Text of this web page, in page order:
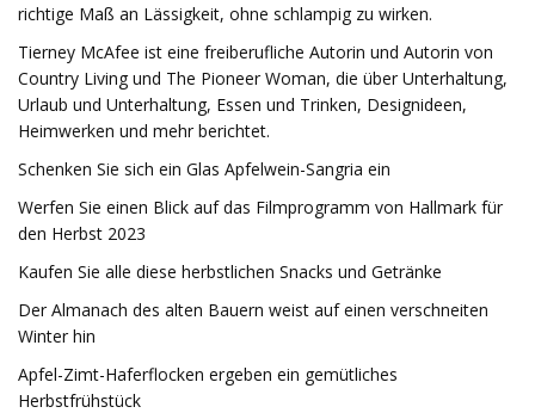
richtige Maß an Lässigkeit, ohne schlampig zu wirken.
Tierney McAfee ist eine freiberufliche Autorin und Autorin von
Country Living und The Pioneer Woman, die über Unterhaltung,
Urlaub und Unterhaltung, Essen und Trinken, Designideen,
Heimwerken und mehr berichtet.
Schenken Sie sich ein Glas Apfelwein-Sangria ein
Werfen Sie einen Blick auf das Filmprogramm von Hallmark für
den Herbst 2023
Kaufen Sie alle diese herbstlichen Snacks und Getränke
Der Almanach des alten Bauern weist auf einen verschneiten
Winter hin
Apfel-Zimt-Haferflocken ergeben ein gemütliches
Herbstfrühstück